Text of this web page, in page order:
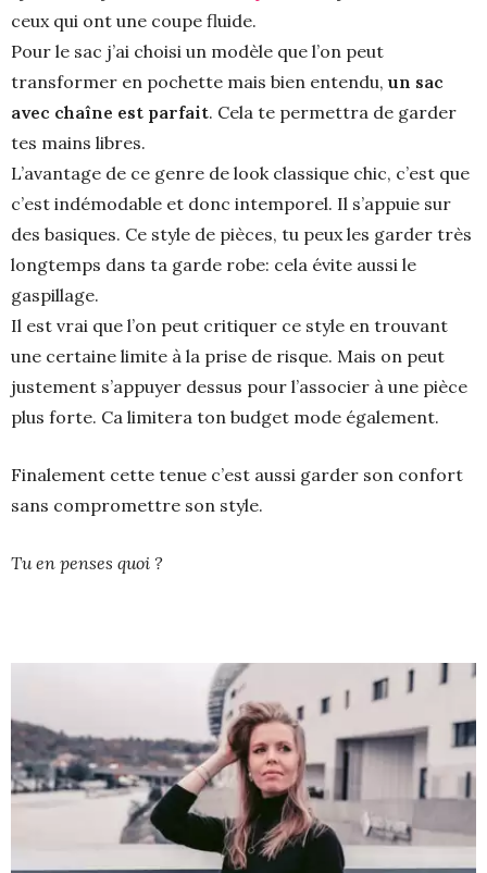
ceux qui ont une coupe fluide.
Pour le sac j’ai choisi un modèle que l’on peut
transformer en pochette mais bien entendu, un sac
avec chaîne est parfait. Cela te permettra de garder
tes mains libres.
L’avantage de ce genre de look classique chic, c’est que
c’est indémodable et donc intemporel. Il s’appuie sur
des basiques. Ce style de pièces, tu peux les garder très
longtemps dans ta garde robe: cela évite aussi le
gaspillage.
Il est vrai que l’on peut critiquer ce style en trouvant
une certaine limite à la prise de risque. Mais on peut
justement s’appuyer dessus pour l’associer à une pièce
plus forte. Ca limitera ton budget mode également.
Finalement cette tenue c’est aussi garder son confort
sans compromettre son style.
Tu en penses quoi ?